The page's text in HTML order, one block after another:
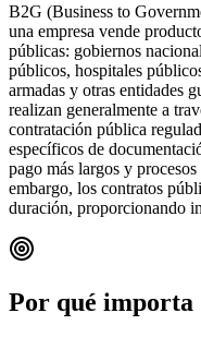
B2G (Business to
una empresa vende
públicas: gobiernos
públicos, hospitales
armadas y otras entidades
realizan generalmente a
contratación pública
específicos de
pago más largos y
embargo, los contratos
duración, proporcionando
Por qué importa